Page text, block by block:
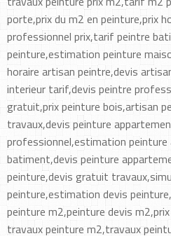
porte,prix du m2 en peinture,prix
professionnel prix,tarif peintre
peinture,estimation peinture
horaire artisan peintre,devis
interieur tarif,devis peintre
gratuit,prix peinture bois,artisan
travaux,devis peinture
professionnel,estimation
batiment,devis peinture
peinture,devis gratuit
peinture,estimation devis
peinture m2,peinture devis
travaux peinture m2,travaux